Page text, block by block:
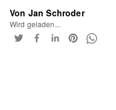
Von Jan Schroder
Wird geladen...